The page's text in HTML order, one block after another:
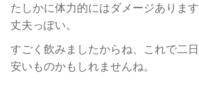
たしかに体力的にはダメージありま
丈夫っぽい。
すごく飲みましたからね、これで二
安いものかもしれませんね。